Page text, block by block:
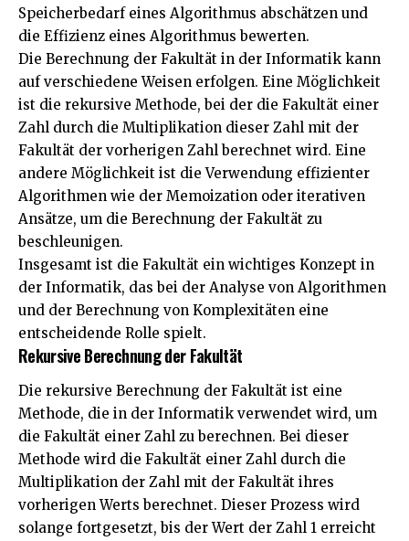
Speicherbedarf eines Algorithmus abschätzen und
die Effizienz eines Algorithmus bewerten.
Die Berechnung der Fakultät in der Informatik kann
auf verschiedene Weisen erfolgen. Eine Möglichkeit
ist die rekursive Methode, bei der die Fakultät einer
Zahl durch die Multiplikation dieser Zahl mit der
Fakultät der vorherigen Zahl berechnet wird. Eine
andere Möglichkeit ist die Verwendung effizienter
Algorithmen wie der Memoization oder iterativen
Ansätze, um die Berechnung der Fakultät zu
beschleunigen.
Insgesamt ist die Fakultät ein wichtiges Konzept in
der Informatik, das bei der Analyse von Algorithmen
und der Berechnung von Komplexitäten eine
entscheidende Rolle spielt.
Rekursive Berechnung der Fakultät
Die rekursive Berechnung der Fakultät ist eine
Methode, die in der Informatik verwendet wird, um
die Fakultät einer Zahl zu berechnen. Bei dieser
Methode wird die Fakultät einer Zahl durch die
Multiplikation der Zahl mit der Fakultät ihres
vorherigen Werts berechnet. Dieser Prozess wird
solange fortgesetzt, bis der Wert der Zahl 1 erreicht